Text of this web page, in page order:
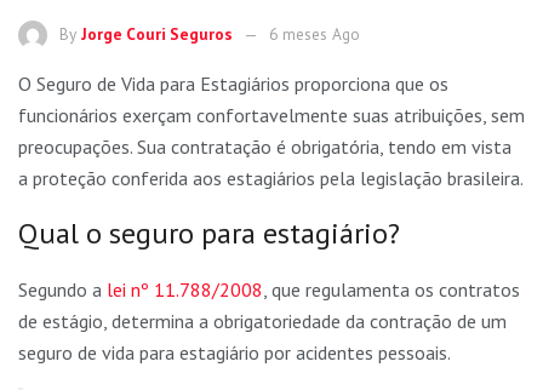
By Jorge Couri Seguros 6 meses Ago
O Seguro de Vida para Estagiários proporciona que os
funcionários exerçam confortavelmente suas atribuições, sem
preocupações. Sua contratação é obrigatória, tendo em vista
a proteção conferida aos estagiários pela legislação brasileira.
Qual o seguro para estagiário?
Segundo a lei nº 11.788/2008, que regulamenta os contratos
de estágio, determina a obrigatoriedade da contração de um
seguro de vida para estagiário por acidentes pessoais.